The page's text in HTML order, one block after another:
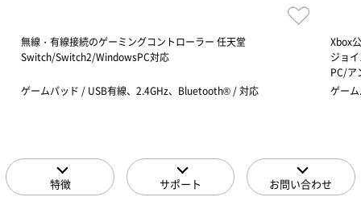
無線・有線接続のゲーミングコントローラー 任天堂
Switch/Switch2/WindowsPC対応
ゲームパッド / USB有線、2.4GHz、Bluetooth® / 対応
Xbox
ジョ
PC/ア
ゲー
特徴 サポート お問い合わせ